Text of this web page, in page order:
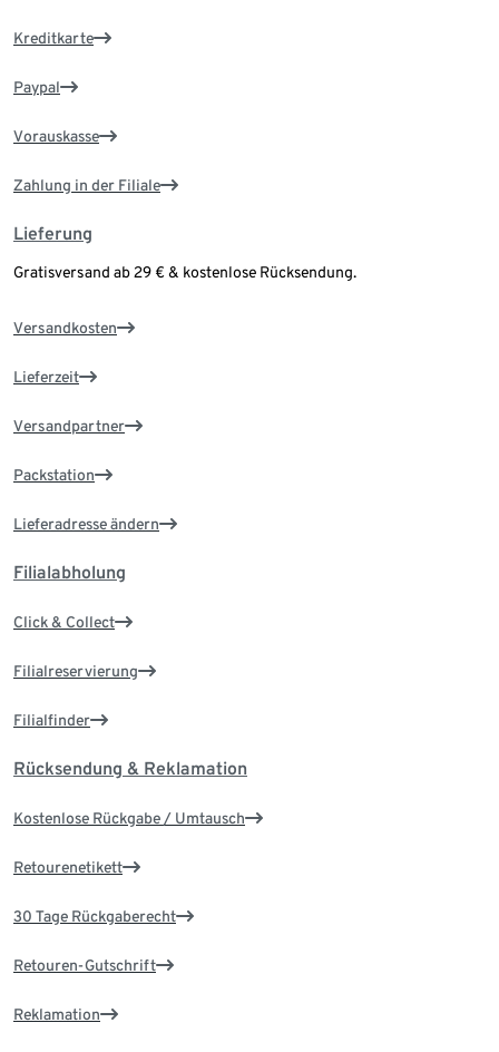
Kreditkarte
Paypal
Vorauskasse
Zahlung in der Filiale
Lieferung
Gratisversand ab 29 € & kostenlose Rücksendung.
Versandkosten
Lieferzeit
Versandpartner
Packstation
Lieferadresse ändern
Filialabholung
Click & Collect
Filialreservierung
Filialfinder
Rücksendung & Reklamation
Kostenlose Rückgabe / Umtausch
Retourenetikett
30 Tage Rückgaberecht
Retouren-Gutschrift
Reklamation